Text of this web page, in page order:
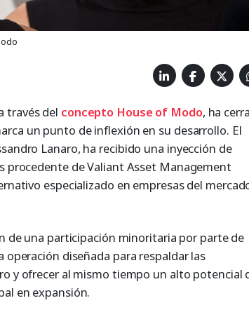
través del concepto House of Modo, ha
un punto de inflexión en su desarrollo. El
Lanaro, ha recibido una inyección de
procedente de Valiant Asset Management
especializado en empresas del
de una participación minoritaria por parte de
operación diseñada para respaldar las
y ofrecer al mismo tiempo un alto potencial
en expansión.